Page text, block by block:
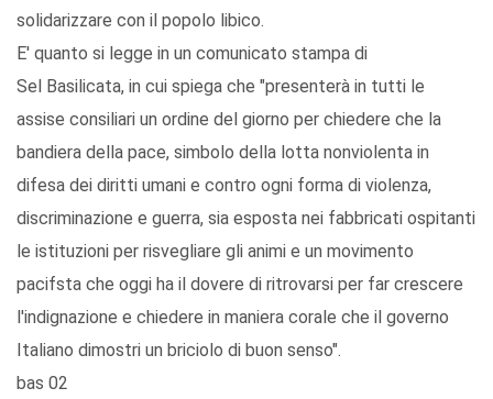
solidarizzare con il popolo libico.
E' quanto si legge in un comunicato stampa di
Sel Basilicata, in cui spiega che "presenterà in tutti le
assise consiliari un ordine del giorno per chiedere che la
bandiera della pace, simbolo della lotta nonviolenta in
difesa dei diritti umani e contro ogni forma di violenza,
discriminazione e guerra, sia esposta nei fabbricati ospitanti
le istituzioni per risvegliare gli animi e un movimento
pacifsta che oggi ha il dovere di ritrovarsi per far crescere
l'indignazione e chiedere in maniera corale che il governo
Italiano dimostri un briciolo di buon senso".
bas 02